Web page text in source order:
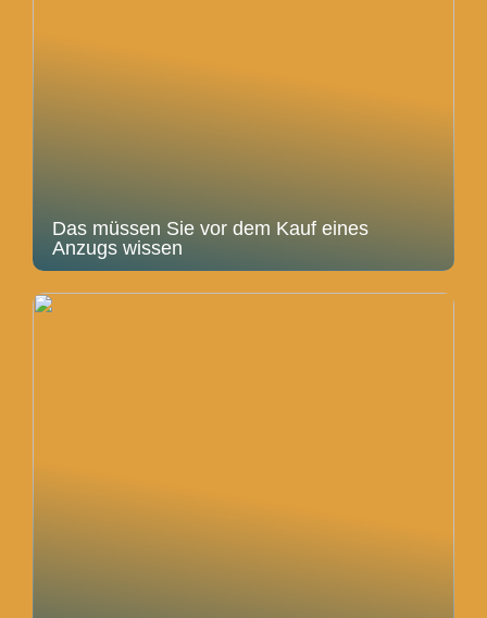
Das müssen Sie vor dem Kauf eines
Anzugs wissen